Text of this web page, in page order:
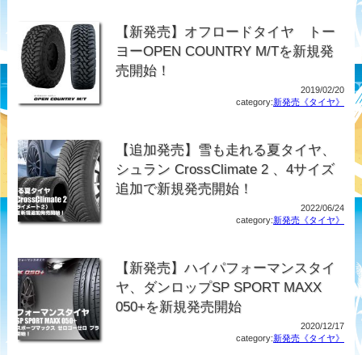
【新発売】オフロードタイヤ トー
ヨーOPEN COUNTRY M/Tを新規発
売開始！
2019/02/20
category:新発売《タイヤ》
【追加発売】雪も走れる夏タイヤ、
シュラン CrossClimate 2 、4サイズ
追加で新規発売開始！
2022/06/24
category:新発売《タイヤ》
【新発売】ハイパフォーマンスタイ
ヤ、ダンロップSP SPORT MAXX
050+を新規発売開始
2020/12/17
category:新発売《タイヤ》